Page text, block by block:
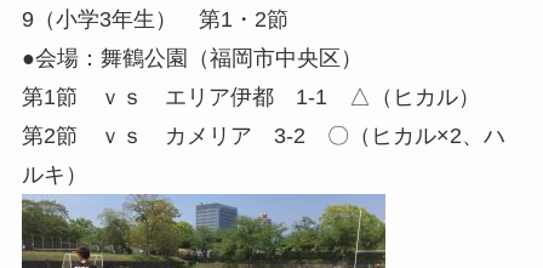
9（小学3年生） 第1・2節
●会場：舞鶴公園（福岡市中央区）
第1節 ｖｓ エリア伊都 1-1 △（ヒカル）
第2節 ｖｓ カメリア 3-2 〇（ヒカル×2、ハ
ルキ）